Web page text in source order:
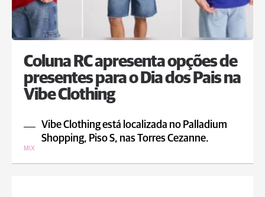
Coluna RC apresenta opções de
presentes para o Dia dos Pais na
Vibe Clothing
Vibe Clothing está localizada no Palladium
Shopping, Piso S, nas Torres Cezanne.
MIX